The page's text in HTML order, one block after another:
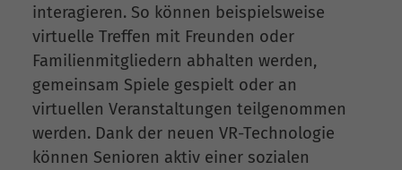
interagieren. So können beispielsweise
virtuelle Treffen mit Freunden oder
Familienmitgliedern abhalten werden,
gemeinsam Spiele gespielt oder an
virtuellen Veranstaltungen teilgenommen
werden. Dank der neuen VR-Technologie
können Senioren aktiv einer sozialen